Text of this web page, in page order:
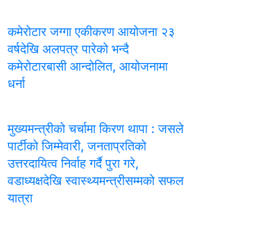
कमेरोटार जग्गा एकीकरण आयोजना २३
वर्षदेखि अलपत्र पारेको भन्दै
कमेरोटारबासी आन्दोलित, आयोजनामा
धर्ना
मुख्यमन्त्रीको चर्चामा किरण थापा : जसले
पार्टीको जिम्मेवारी, जनताप्रतिको
उत्तरदायित्व निर्वाह गर्दै पुरा गरे,
वडाध्यक्षदेखि स्वास्थ्यमन्त्रीसम्मको सफल
यात्रा